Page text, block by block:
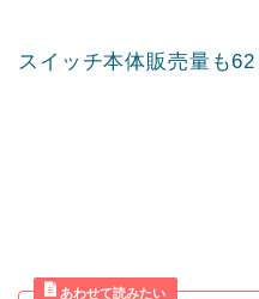
スイッチ本体販売量も